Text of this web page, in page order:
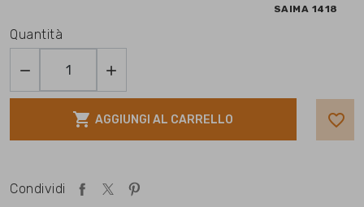
SAIMA 1418
Quantità
 
 AGGIUNGI AL CARRELLO favorite_border
Condividi